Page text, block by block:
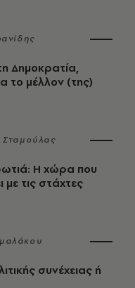
Δημοκρατία,
το μέλλον (της)
Σταμούλας
Η χώρα που
με τις στάχτες
συνέχειας ή